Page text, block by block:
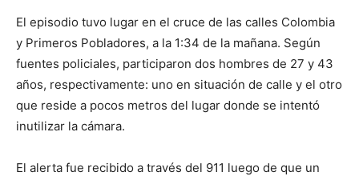
El episodio tuvo lugar en el cruce de las calles Colombia
y Primeros Pobladores, a la 1:34 de la mañana. Según
fuentes policiales, participaron dos hombres de 27 y 43
años, respectivamente: uno en situación de calle y el otro
que reside a pocos metros del lugar donde se intentó
inutilizar la cámara.
El alerta fue recibido a través del 911 luego de que un